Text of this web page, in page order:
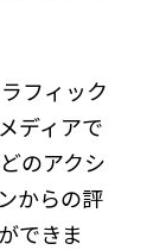
フィック
ディアで
のアクシ
からの評
できま